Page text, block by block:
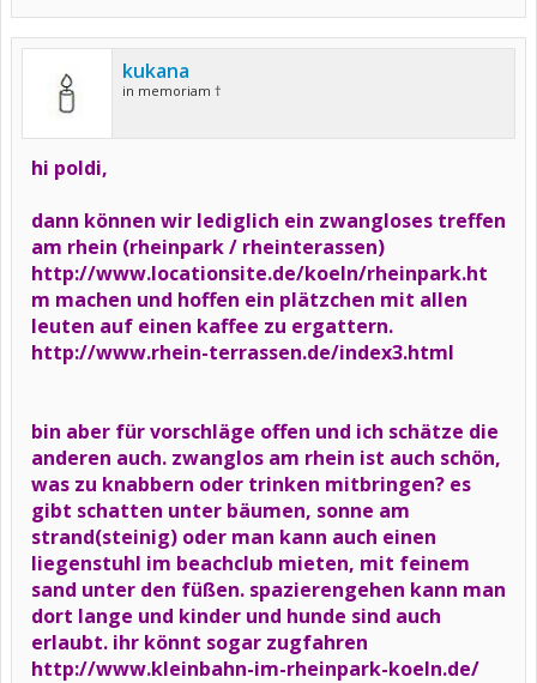
kukana
in memoriam †
hi poldi,
dann können wir lediglich ein zwangloses treffen
am rhein (rheinpark / rheinterassen)
http://www.locationsite.de/koeln/rheinpark.ht
m machen und hoffen ein plätzchen mit allen
leuten auf einen kaffee zu ergattern.
http://www.rhein-terrassen.de/index3.html
bin aber für vorschläge offen und ich schätze die
anderen auch. zwanglos am rhein ist auch schön,
was zu knabbern oder trinken mitbringen? es
gibt schatten unter bäumen, sonne am
strand(steinig) oder man kann auch einen
liegenstuhl im beachclub mieten, mit feinem
sand unter den füßen. spazierengehen kann man
dort lange und kinder und hunde sind auch
erlaubt. ihr könnt sogar zugfahren
http://www.kleinbahn-im-rheinpark-koeln.de/